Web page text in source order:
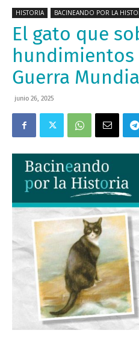
HISTORIA BACINEANDO POR LA
El gato que
hundimientos
Guerra
junio 26, 2025